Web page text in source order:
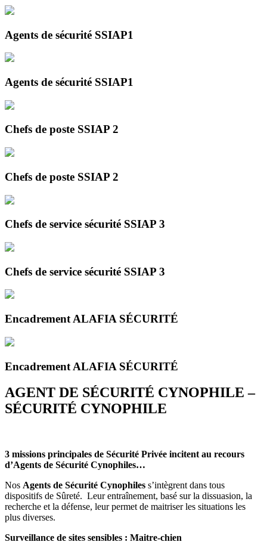
Agents de sécurité SSIAP1
Agents de sécurité SSIAP1
Chefs de poste SSIAP 2
Chefs de poste SSIAP 2
Chefs de service sécurité SSIAP 3
Chefs de service sécurité SSIAP 3
Encadrement ALAFIA SÉCURITÉ
Encadrement ALAFIA SÉCURITÉ
AGENT DE SÉCURITÉ CYNOPHILE –
SÉCURITÉ CYNOPHILE
3 missions principales de Sécurité Privée incitent au recours
d’Agents de Sécurité Cynophiles…
Nos Agents de Sécurité Cynophiles s’intègrent dans tous
dispositifs de Sûreté. Leur entraînement, basé sur la dissuasion, la
recherche et la défense, leur permet de maitriser les situations les
plus diverses.
Surveillance de sites sensibles : Maitre-chien